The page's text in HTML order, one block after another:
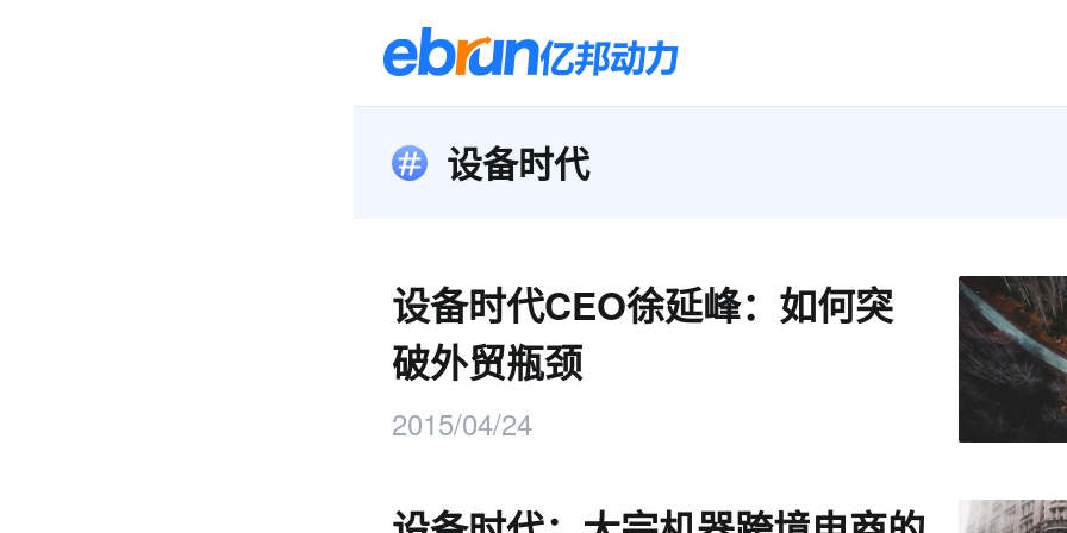
设备时代
设备时代CEO徐延峰：如何突
破外贸瓶颈
2015/04/24